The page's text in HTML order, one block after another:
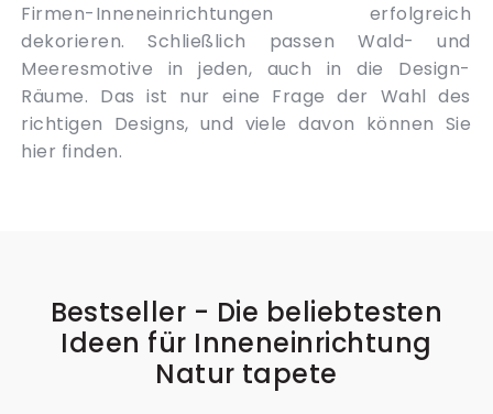
Firmen-Inneneinrichtungen erfolgreich
dekorieren. Schließlich passen Wald- und
Meeresmotive in jeden, auch in die Design-
Räume. Das ist nur eine Frage der Wahl des
richtigen Designs, und viele davon können Sie
hier finden.
Bestseller - Die beliebtesten
Ideen für Inneneinrichtung
Natur tapete